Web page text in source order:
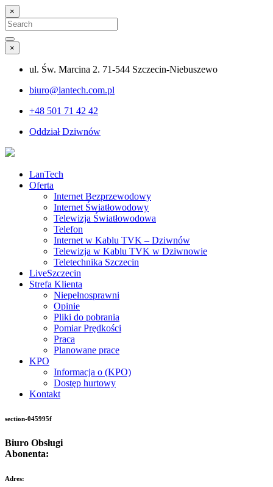
×
Search
for:
Search
×
ul. Św. Marcina 2. 71-544 Szczecin-Niebuszewo
biuro@lantech.com.pl
+48 501 71 42 42
Oddział Dziwnów
LanTech
Oferta
Internet Bezprzewodowy
Internet Światłowodowy
Telewizja Światłowodowa
Telefon
Internet w Kablu TVK – Dziwnów
Telewizja w Kablu TVK w Dziwnowie
Teletechnika Szczecin
LiveSzczecin
Strefa Klienta
Niepełnosprawni
Opinie
Pliki do pobrania
Pomiar Prędkości
Praca
Planowane prace
KPO
Informacja o (KPO)
Dostęp hurtowy
Kontakt
section-045995f
Biuro Obsługi
Abonenta:
Adres: